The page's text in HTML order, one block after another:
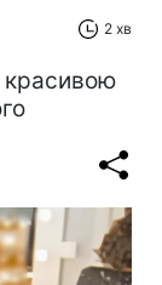
2 хв
красивою